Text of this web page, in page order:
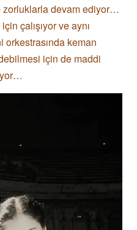
zorluklarla devam ediyor…
çalışıyor ve aynı
keman
için de maddi